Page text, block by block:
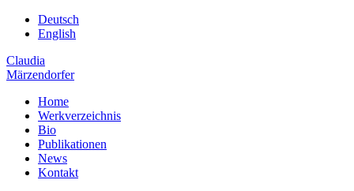
Deutsch
English
Claudia
Märzendorfer
Home
Werkverzeichnis
Bio
Publikationen
News
Kontakt